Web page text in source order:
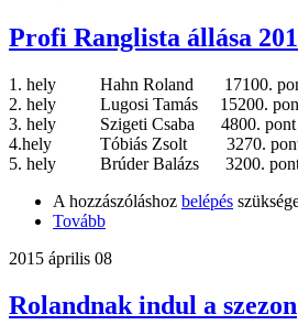
Profi Ranglista állása
1. hely Hahn Roland 17100.
2. hely Lugosi Tamás 15200.
3. hely Szigeti Csaba 4800. pont
4.hely Tóbiás Zsolt 3270.
5. hely Brúder Balázs 3200.
A hozzászóláshoz belépés
Tovább
2015 április 08
Rolandnak indul a szezon